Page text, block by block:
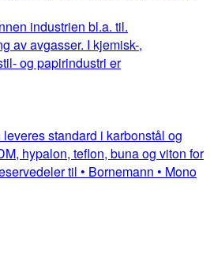
industrien bl.a. til.
av avgasser. I kjemisk-,
og papirindustri er
standard i karbonstål og
hypalon, teflon, buna og viton for
til • Bornemann • Mono